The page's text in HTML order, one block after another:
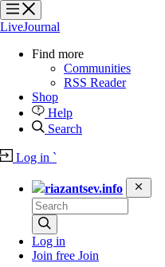
?
?
?
?
LiveJournal
Find more
Communities
RSS Reader
Shop
Help
Search
Log in `
riazantsev.info
Log in
Join free Join